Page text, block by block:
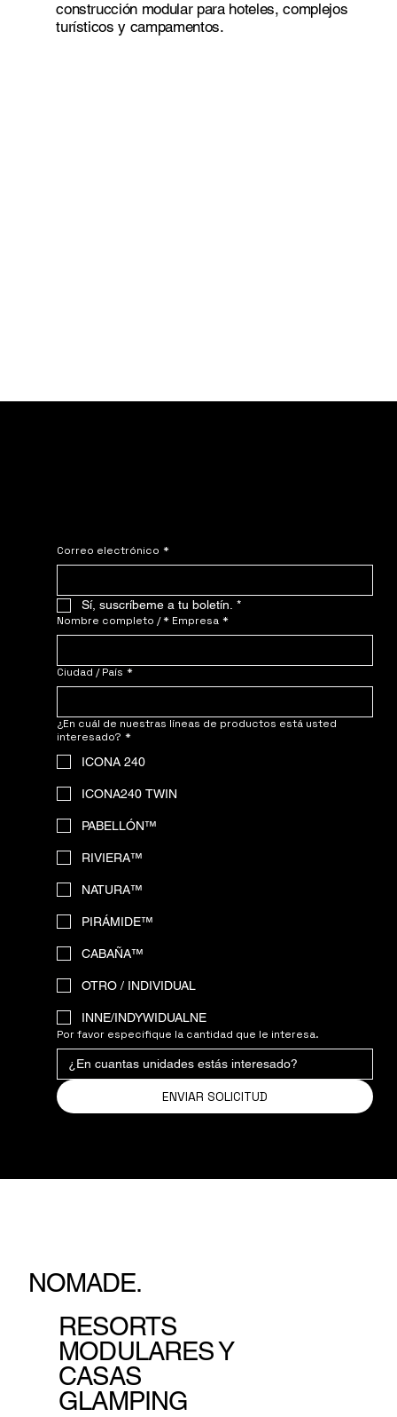
construcción modular para hoteles, complejos
turísticos y campamentos.
Correo electrónico *
Sí, suscríbeme a tu boletín. *
Nombre completo / * Empresa *
Ciudad / País *
¿En cuál de nuestras líneas de productos está usted
interesado? *
ICONA 240
ICONA240 TWIN
PABELLÓN™
RIVIERA™
NATURA™
PIRÁMIDE™
CABAÑA™
OTRO / INDIVIDUAL
INNE/INDYWIDUALNE
Por favor especifique la cantidad que le interesa.
ENVIAR SOLICITUD
NOMADE.
RESORTS
MODULARES Y
CASAS
GLAMPING